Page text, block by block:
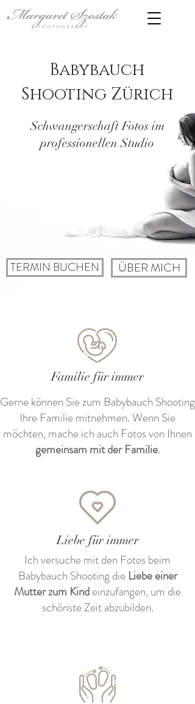
Babybauch
Shooting Zürich
Schwangerschaft Fotos im
professionellen Studio
TERMIN BUCHEN ÜBER MICH
Familie für immer
Gerne können Sie zum Babybauch Shooting
Ihre Familie mitnehmen. Wenn Sie
möchten, mache ich auch Fotos von Ihnen
gemeinsam mit der Familie.
Liebe für immer
Ich versuche mit den Fotos beim
Babybauch Shooting die Liebe einer
Mutter zum Kindeinzufangen, um die
schönste Zeit abzubilden.